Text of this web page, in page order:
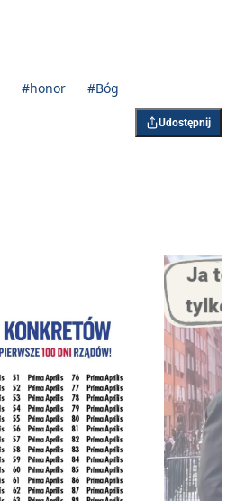
#honor #Bóg
Udostępnij